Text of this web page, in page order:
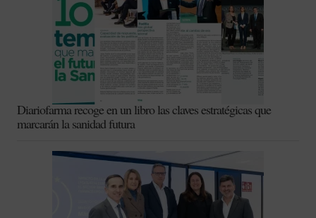
Diariofarma recoge en un libro las claves estratégicas que
marcarán la sanidad futura